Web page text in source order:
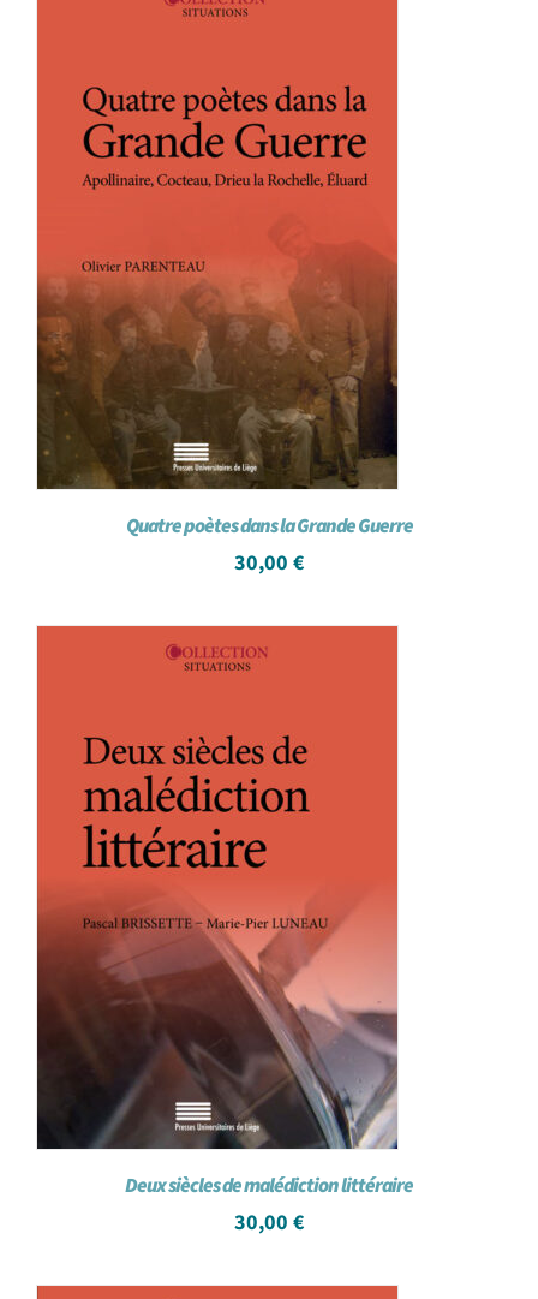
Panier WooCommerce
Quatre poètes dans la Grande Guerre
30,00 €
Deux siècles de malédiction littéraire
30,00 €